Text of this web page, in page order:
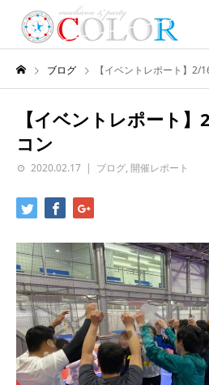
ブログ 【イベントレポート】2/
【イベントレポート
コン
2020.02.17 ブログ, 開催レポート